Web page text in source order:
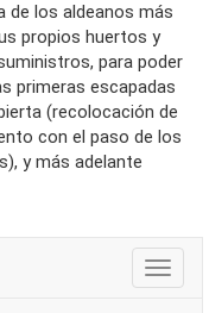
de los aldeanos más
propios huertos y
para poder
primeras escapadas
(recolocación de
con el paso de los
y más adelante